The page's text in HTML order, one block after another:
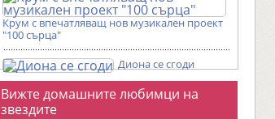
Крум с впечатляващ нов музикален проект
"100 сърца"
Диона се сгоди
Фотогалерии
Вижте домашните любимци на
звездите